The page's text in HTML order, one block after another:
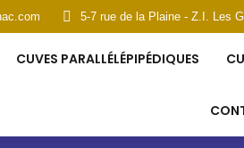
5-7 rue de la Plaine - Z.I. Les
CUVES PARALLÉLÉPIPÉDIQUES